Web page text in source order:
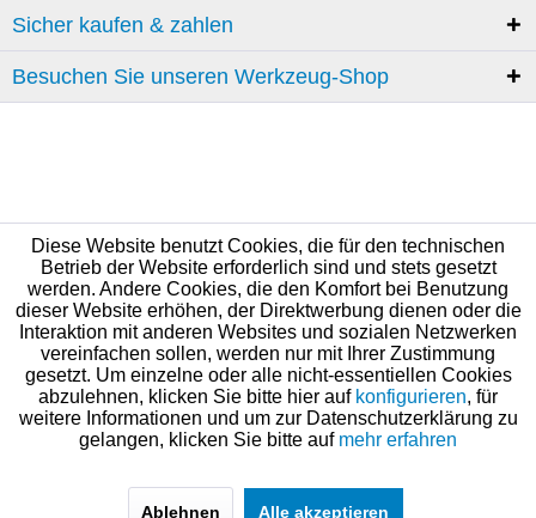
Sicher kaufen & zahlen
Besuchen Sie unseren Werkzeug-Shop
Diese Website benutzt Cookies, die für den technischen
Betrieb der Website erforderlich sind und stets gesetzt
werden. Andere Cookies, die den Komfort bei Benutzung
dieser Website erhöhen, der Direktwerbung dienen oder die
Interaktion mit anderen Websites und sozialen Netzwerken
vereinfachen sollen, werden nur mit Ihrer Zustimmung
gesetzt. Um einzelne oder alle nicht-essentiellen Cookies
abzulehnen, klicken Sie bitte hier auf konfigurieren, für
weitere Informationen und um zur Datenschutzerklärung zu
gelangen, klicken Sie bitte auf mehr erfahren
Ablehnen Alle akzeptieren